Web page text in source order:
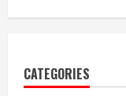
CATEGORIES